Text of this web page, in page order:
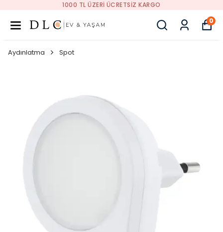
1000 TL ÜZERI ÜCRETSIZ KARGO
0
Aydınlatma Spot